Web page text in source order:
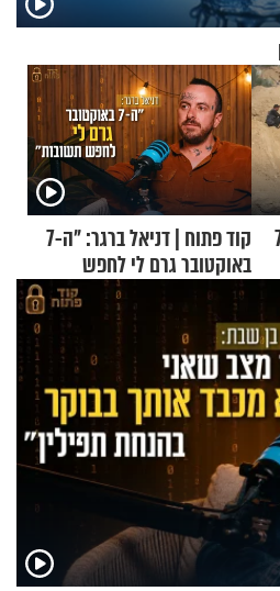
תכנן "7
קוד פתוח | דניאל ברגר: "ה-7
באוקטובר גרם לי לחפש
תשובות"